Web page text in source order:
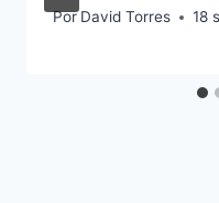
Por David Torres 18